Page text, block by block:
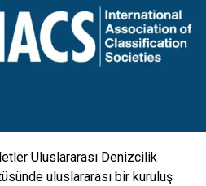
armatür mekanizmalarıyla
sıra kamera, GSM, hoparlör
edilebilecek esneklikte
Uluslararası Denizcilik
uluslararası bir kuruluş